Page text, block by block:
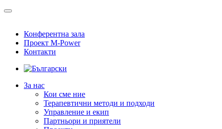
Конферентна зала
Проект M-Power
Контакти
За нас
Кои сме ние
Терапевтични методи и подходи
Управление и екип
Партньори и приятели